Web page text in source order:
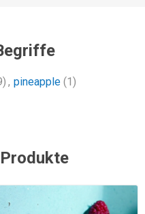
, pineapple (1)